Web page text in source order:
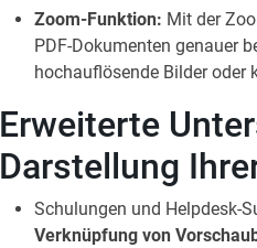
Zoom-Funktion: Mit der
PDF-Dokumenten genauer
hochauflösende Bilder oder
Erweiterte
Darstellung
Schulungen und Helpdesk-
Verknüpfung von